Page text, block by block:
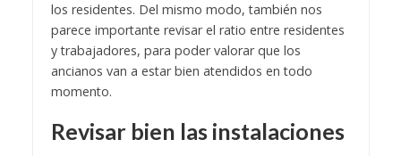
los residentes. Del mismo modo, también nos
parece importante revisar el ratio entre residentes
y trabajadores, para poder valorar que los
ancianos van a estar bien atendidos en todo
momento.
Revisar bien las instalaciones